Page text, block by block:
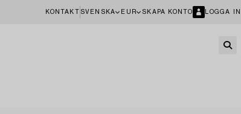
KONTAKT SVENSKA EUR SKAPA KONTO LOGGA IN